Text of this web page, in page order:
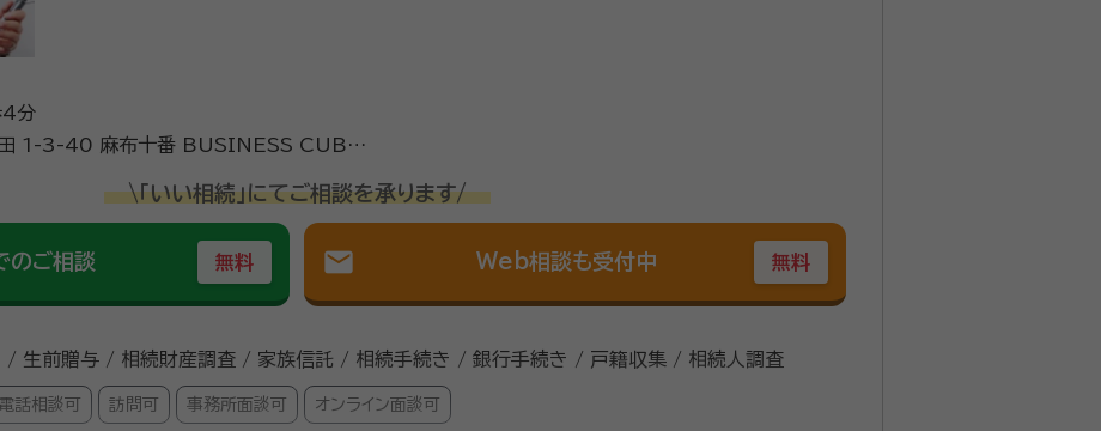
4分
田 1-3-40 麻布十番 BUSINESS CUBE-
\「いい相続」にてご相談を承ります/
のご相談 無料 mail Web相談も受付中 無料
/ 生前贈与 / 相続財産調査 / 家族信託 / 相続手続き / 銀行手続き / 戸籍収集 / 相続人調査
電話相談可 訪問可 事務所面談可 オンライン面談可